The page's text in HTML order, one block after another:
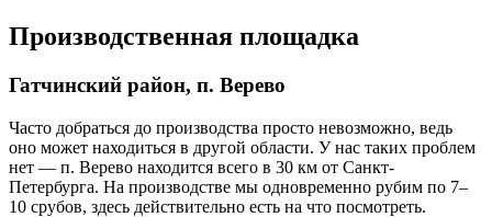
Производственная площадка
Гатчинский район, п. Верево
Часто добраться до производства просто невозможно, ведь
оно может находиться в другой области. У нас таких проблем
нет — п. Верево находится всего в 30 км от Санкт-
Петербурга. На производстве мы одновременно рубим по 7–
10 срубов, здесь действительно есть на что посмотреть.